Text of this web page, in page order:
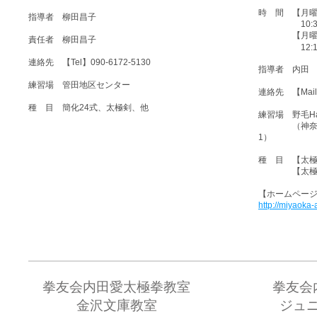
指導者 柳田昌子
責任者 柳田昌子
連絡先 【Tel】090-6172-5130
練習場 管田地区センター
種 目 簡化24式、太極剣、他
時 間 【月曜
【月曜 太
12:15
指導者 内田
連絡先 【
練習場 野毛
（神奈川
1）
種 目 【太極
【太極剣
【ホームペー
http://miyaoka-
拳友会内田愛太極拳教室
金沢文庫教室
拳友会
ジュ